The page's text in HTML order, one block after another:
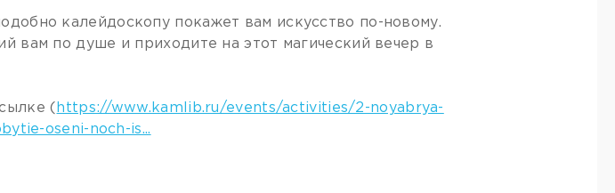
калейдоскопу покажет вам искусство по-новому.
вам по душе и приходите на этот магический вечер в
( https://www.kamlib.ru/events/activities/2-noyabrya-
oseni-noch-is...